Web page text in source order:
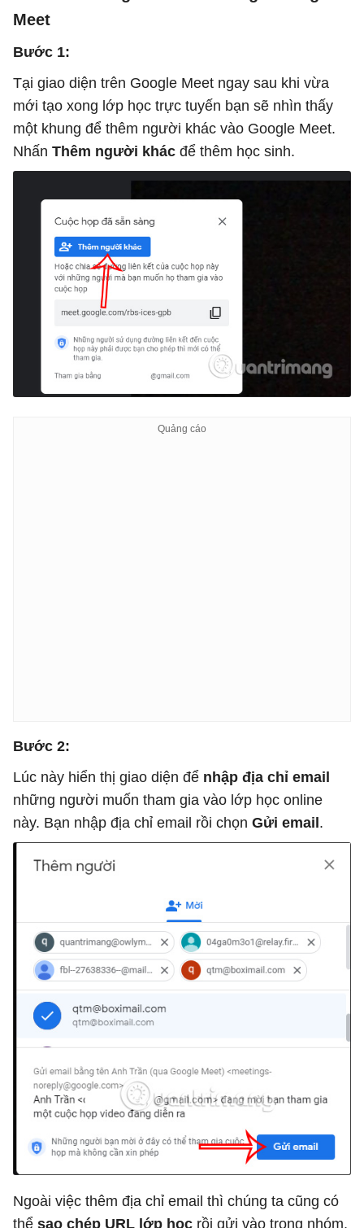
Meet
Bước 1:
Tại giao diện trên Google Meet ngay sau khi vừa
mới tạo xong lớp học trực tuyến bạn sẽ nhìn thấy
một khung để thêm người khác vào Google Meet.
Nhấn Thêm người khác để thêm học sinh.
Bước 2:
Lúc này hiển thị giao diện để nhập địa chỉ email
những người muốn tham gia vào lớp học online
này. Bạn nhập địa chỉ email rồi chọn Gửi email.
Ngoài việc thêm địa chỉ email thì chúng ta cũng có
thể sao chép URL lớp học rồi gửi vào trong nhóm,